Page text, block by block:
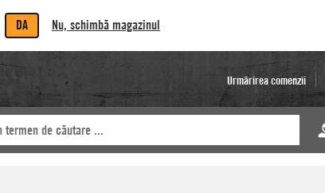
DA Nu, schimbă magazinul
Urmărirea comenzii